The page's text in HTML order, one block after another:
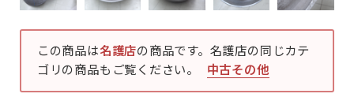
この商品は名護店の商品です。名護店の同じカテ
ゴリの商品もご覧ください。
中古その他